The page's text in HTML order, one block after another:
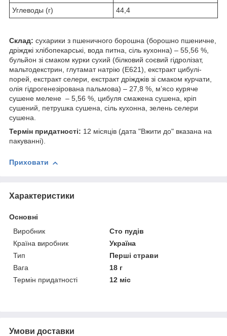
Углеводы (г)
44,4
Склад: сухарики з пшеничного борошна (борошно пшеничне,
дріжджі хлібопекарські, вода питна, сіль кухонна) – 55,56 %,
бульйон зі смаком курки сухий (білковий соєвий гідролізат,
мальтодекстрин, глутамат натрію (Е621), екстракт цибулі-
порей, екстракт селери, екстракт дріжджів зі смаком курчати,
олія гідрогенезірована пальмова) – 27,8 %, м’ясо куряче
сушене мелене – 5,56 %, цибуля смажена сушена, кріп
сушений, петрушка сушена, сіль кухонна, зелень селери
сушена.
Термін придатності: 12 місяців (дата "Вжити до" вказана на
пакуванні).
Приховати
Характеристики
Основні
Виробник
Сто пудів
Країна виробник
Україна
Тип
Перші страви
Вага
18 г
Термін придатності
12 міс
Умови доставки